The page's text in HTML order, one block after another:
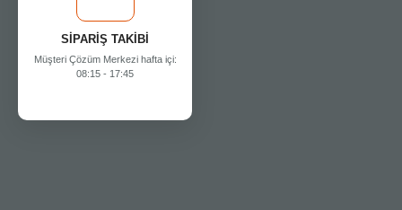
SİPARİŞ TAKİBİ
Müşteri Çözüm Merkezi hafta içi:
08:15 - 17:45